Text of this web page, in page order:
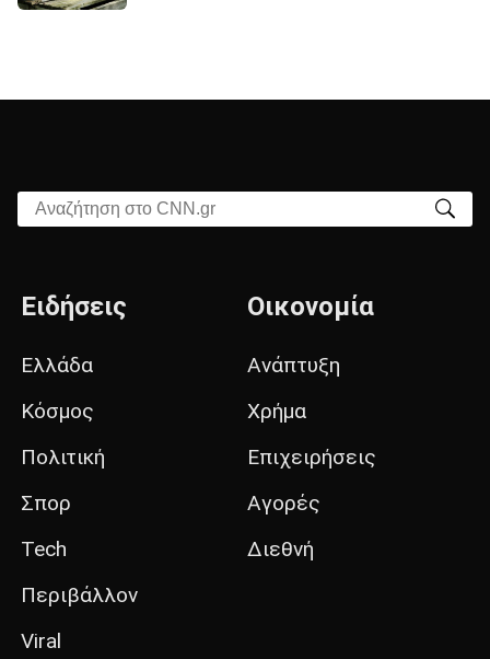
Αναζήτηση στο CNN.gr
Ειδήσεις
Ελλάδα
Κόσμος
Πολιτική
Σπορ
Tech
Περιβάλλον
Viral
Οικονομία
Ανάπτυξη
Χρήμα
Επιχειρήσεις
Αγορές
Διεθνή